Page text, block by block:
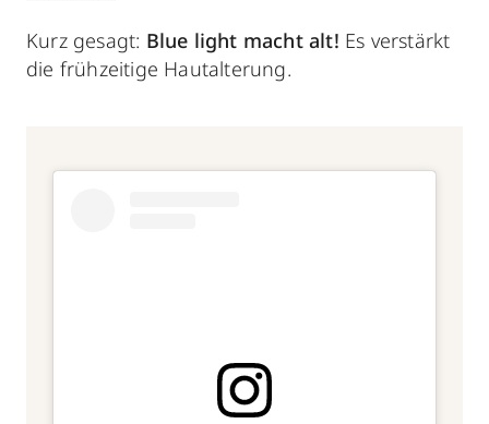
Kurz gesagt: Blue light macht alt! Es verstärkt
die frühzeitige Hautalterung.